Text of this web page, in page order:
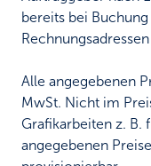
bereits bei
Rechnungsadressen
Alle angegebenen
MwSt. Nicht im
Grafikarbeiten z. B.
angegebenen